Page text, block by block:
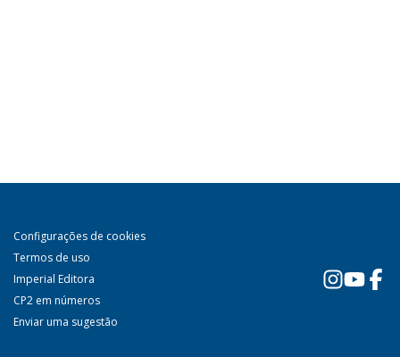
Configurações de cookies
Termos de uso
Imperial Editora
CP2 em números
Enviar uma sugestão